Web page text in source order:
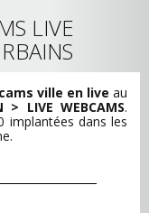
LIVE
ville en live au
> LIVE WEBCAMS.
implantées dans les